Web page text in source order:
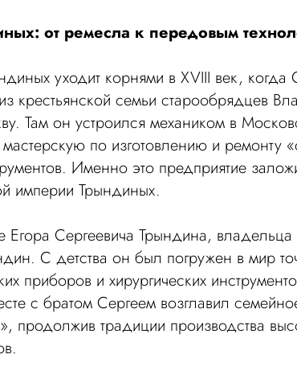
от ремесла к передовым
уходит корнями в XVIII век, когда
крестьянской семьи старообрядцев
Там он устроился механиком в
по изготовлению и ремонту
Именно это предприятие
империи Трындиных.
Егора Сергеевича Трындина,
С детства он был погружен в мир
приборов и хирургических
с братом Сергеем возглавил
продолжив традиции производства